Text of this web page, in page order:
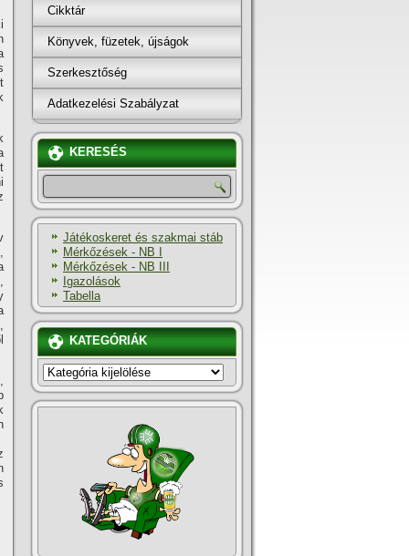
Cikktár
Könyvek, füzetek, újságok
Szerkesztőség
Adatkezelési Szabályzat
KERESÉS
Játékoskeret és szakmai stáb
Mérkőzések - NB I
Mérkőzések - NB III
Igazolások
Tabella
KATEGÓRIÁK
KATEGÓRIÁK